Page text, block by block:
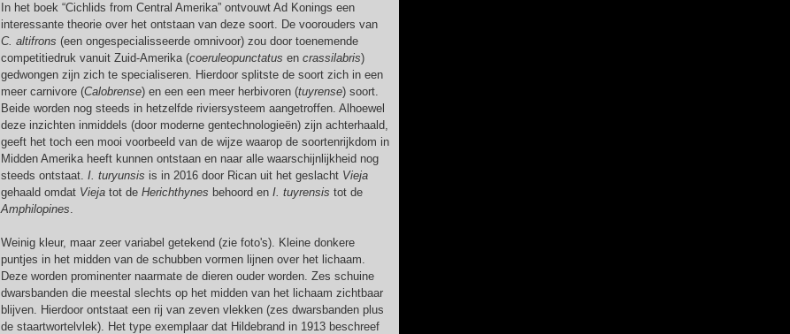
In het boek “Cichlids from Central Amerika” ontvouwt Ad Konings een
interessante theorie over het ontstaan van deze soort. De voorouders van
C. altifrons (een ongespecialisseerde omnivoor) zou door toenemende
competitiedruk vanuit Zuid-Amerika (coeruleopunctatus en crassilabris)
gedwongen zijn zich te specialiseren. Hierdoor splitste de soort zich in een
meer carnivore (Calobrense) en een een meer herbivoren (tuyrense) soort.
Beide worden nog steeds in hetzelfde riviersysteem aangetroffen. Alhoewel
deze inzichten inmiddels (door moderne gentechnologieën) zijn achterhaald,
geeft het toch een mooi voorbeeld van de wijze waarop de soortenrijkdom in
Midden Amerika heeft kunnen ontstaan en naar alle waarschijnlijkheid nog
steeds ontstaat. I. turyunsis is in 2016 door Rican uit het geslacht Vieja
gehaald omdat Vieja tot de Herichthynes behoord en I. tuyrensis tot de
Amphilopines.
Weinig kleur, maar zeer variabel getekend (zie foto's). Kleine donkere
puntjes in het midden van de schubben vormen lijnen over het lichaam.
Deze worden prominenter naarmate de dieren ouder worden. Zes schuine
dwarsbanden die meestal slechts op het midden van het lichaam zichtbaar
blijven. Hierdoor ontstaat een rij van zeven vlekken (zes dwarsbanden plus
de staartwortelvlek). Het type exemplaar dat Hildebrand in 1913 beschreef